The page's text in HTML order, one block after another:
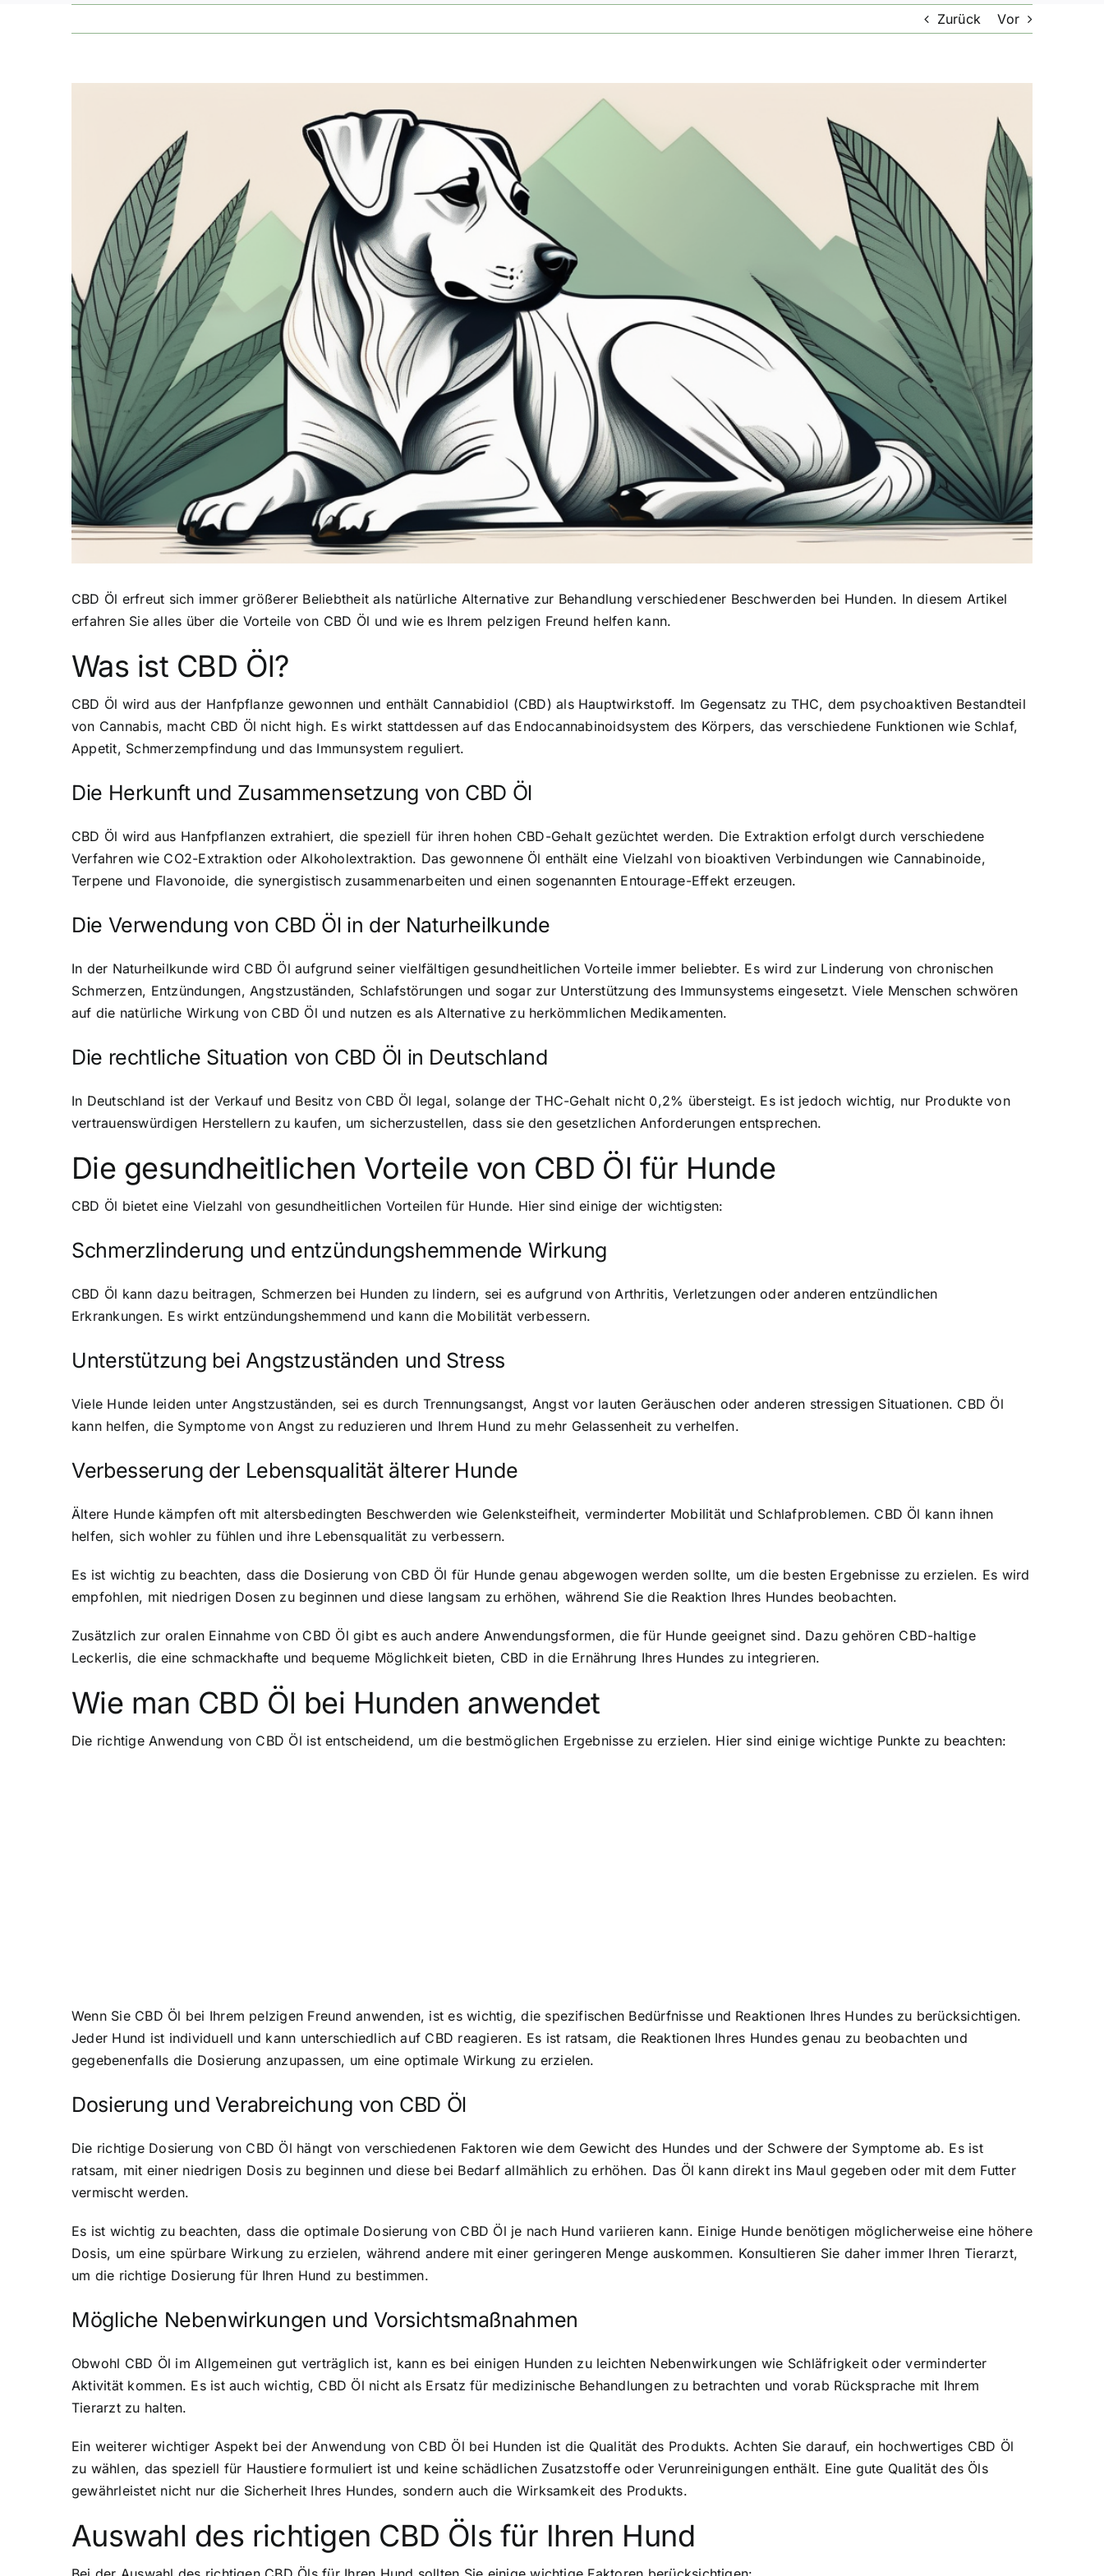
Zurück Vor
CBD Öl erfreut sich immer größerer Beliebtheit als natürliche Alternative zur Behandlung verschiedener Beschwerden bei Hunden. In diesem Artikel
erfahren Sie alles über die Vorteile von CBD Öl und wie es Ihrem pelzigen Freund helfen kann.
Was ist CBD Öl?
CBD Öl wird aus der Hanfpflanze gewonnen und enthält Cannabidiol (CBD) als Hauptwirkstoff. Im Gegensatz zu THC, dem psychoaktiven Bestandteil
von Cannabis, macht CBD Öl nicht high. Es wirkt stattdessen auf das Endocannabinoidsystem des Körpers, das verschiedene Funktionen wie Schlaf,
Appetit, Schmerzempfindung und das Immunsystem reguliert.
Die Herkunft und Zusammensetzung von CBD Öl
CBD Öl wird aus Hanfpflanzen extrahiert, die speziell für ihren hohen CBD-Gehalt gezüchtet werden. Die Extraktion erfolgt durch verschiedene
Verfahren wie CO2-Extraktion oder Alkoholextraktion. Das gewonnene Öl enthält eine Vielzahl von bioaktiven Verbindungen wie Cannabinoide,
Terpene und Flavonoide, die synergistisch zusammenarbeiten und einen sogenannten Entourage-Effekt erzeugen.
Die Verwendung von CBD Öl in der Naturheilkunde
In der Naturheilkunde wird CBD Öl aufgrund seiner vielfältigen gesundheitlichen Vorteile immer beliebter. Es wird zur Linderung von chronischen
Schmerzen, Entzündungen, Angstzuständen, Schlafstörungen und sogar zur Unterstützung des Immunsystems eingesetzt. Viele Menschen schwören
auf die natürliche Wirkung von CBD Öl und nutzen es als Alternative zu herkömmlichen Medikamenten.
Die rechtliche Situation von CBD Öl in Deutschland
In Deutschland ist der Verkauf und Besitz von CBD Öl legal, solange der THC-Gehalt nicht 0,2% übersteigt. Es ist jedoch wichtig, nur Produkte von
vertrauenswürdigen Herstellern zu kaufen, um sicherzustellen, dass sie den gesetzlichen Anforderungen entsprechen.
Die gesundheitlichen Vorteile von CBD Öl für Hunde
CBD Öl bietet eine Vielzahl von gesundheitlichen Vorteilen für Hunde. Hier sind einige der wichtigsten:
Schmerzlinderung und entzündungshemmende Wirkung
CBD Öl kann dazu beitragen, Schmerzen bei Hunden zu lindern, sei es aufgrund von Arthritis, Verletzungen oder anderen entzündlichen
Erkrankungen. Es wirkt entzündungshemmend und kann die Mobilität verbessern.
Unterstützung bei Angstzuständen und Stress
Viele Hunde leiden unter Angstzuständen, sei es durch Trennungsangst, Angst vor lauten Geräuschen oder anderen stressigen Situationen. CBD Öl
kann helfen, die Symptome von Angst zu reduzieren und Ihrem Hund zu mehr Gelassenheit zu verhelfen.
Verbesserung der Lebensqualität älterer Hunde
Ältere Hunde kämpfen oft mit altersbedingten Beschwerden wie Gelenksteifheit, verminderter Mobilität und Schlafproblemen. CBD Öl kann ihnen
helfen, sich wohler zu fühlen und ihre Lebensqualität zu verbessern.
Es ist wichtig zu beachten, dass die Dosierung von CBD Öl für Hunde genau abgewogen werden sollte, um die besten Ergebnisse zu erzielen. Es wird
empfohlen, mit niedrigen Dosen zu beginnen und diese langsam zu erhöhen, während Sie die Reaktion Ihres Hundes beobachten.
Zusätzlich zur oralen Einnahme von CBD Öl gibt es auch andere Anwendungsformen, die für Hunde geeignet sind. Dazu gehören CBD-haltige
Leckerlis, die eine schmackhafte und bequeme Möglichkeit bieten, CBD in die Ernährung Ihres Hundes zu integrieren.
Wie man CBD Öl bei Hunden anwendet
Die richtige Anwendung von CBD Öl ist entscheidend, um die bestmöglichen Ergebnisse zu erzielen. Hier sind einige wichtige Punkte zu beachten:
Wenn Sie CBD Öl bei Ihrem pelzigen Freund anwenden, ist es wichtig, die spezifischen Bedürfnisse und Reaktionen Ihres Hundes zu berücksichtigen.
Jeder Hund ist individuell und kann unterschiedlich auf CBD reagieren. Es ist ratsam, die Reaktionen Ihres Hundes genau zu beobachten und
gegebenenfalls die Dosierung anzupassen, um eine optimale Wirkung zu erzielen.
Dosierung und Verabreichung von CBD Öl
Die richtige Dosierung von CBD Öl hängt von verschiedenen Faktoren wie dem Gewicht des Hundes und der Schwere der Symptome ab. Es ist
ratsam, mit einer niedrigen Dosis zu beginnen und diese bei Bedarf allmählich zu erhöhen. Das Öl kann direkt ins Maul gegeben oder mit dem Futter
vermischt werden.
Es ist wichtig zu beachten, dass die optimale Dosierung von CBD Öl je nach Hund variieren kann. Einige Hunde benötigen möglicherweise eine höhere
Dosis, um eine spürbare Wirkung zu erzielen, während andere mit einer geringeren Menge auskommen. Konsultieren Sie daher immer Ihren Tierarzt,
um die richtige Dosierung für Ihren Hund zu bestimmen.
Mögliche Nebenwirkungen und Vorsichtsmaßnahmen
Obwohl CBD Öl im Allgemeinen gut verträglich ist, kann es bei einigen Hunden zu leichten Nebenwirkungen wie Schläfrigkeit oder verminderter
Aktivität kommen. Es ist auch wichtig, CBD Öl nicht als Ersatz für medizinische Behandlungen zu betrachten und vorab Rücksprache mit Ihrem
Tierarzt zu halten.
Ein weiterer wichtiger Aspekt bei der Anwendung von CBD Öl bei Hunden ist die Qualität des Produkts. Achten Sie darauf, ein hochwertiges CBD Öl
zu wählen, das speziell für Haustiere formuliert ist und keine schädlichen Zusatzstoffe oder Verunreinigungen enthält. Eine gute Qualität des Öls
gewährleistet nicht nur die Sicherheit Ihres Hundes, sondern auch die Wirksamkeit des Produkts.
Auswahl des richtigen CBD Öls für Ihren Hund